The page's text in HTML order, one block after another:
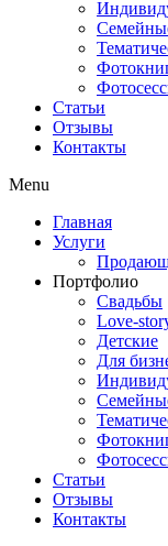
Статьи
Отзывы
Контакты
Menu
Главная
Услуги
Портфолио
Свадьбы
Love-
Детские
Для
Статьи
Отзывы
Контакты